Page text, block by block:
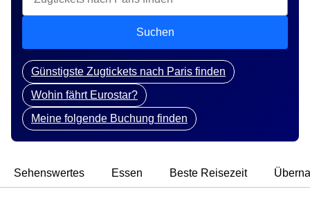
Suchen
Günstigste Zugtickets nach Paris finden
Wohin fährt Eurostar?
Meine folgende Buchung finden
Sehenswertes Essen Beste Reisezeit